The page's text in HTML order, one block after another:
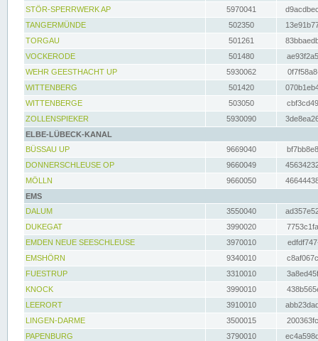
STÖR-SPERRWERK AP 5970041
TANGERMÜNDE
502350
TORGAU
501261
VOCKERODE
501480
WEHR GEESTHACHT UP
5930062
WITTENBERG
501420
WITTENBERGE
503050
ZOLLENSPIEKER
5930090
ELBE-LÜBECK-KANAL
BÜSSAU UP
9669040
DONNERSCHLEUSE OP
9660049
MÖLLN
9660050
EMS
DALUM
3550040
DUKEGAT
3990020
EMDEN NEUE SEESCHLEUSE
3970010
EMSHÖRN
9340010
FUESTRUP
3310010
KNOCK
3990010
LEERORT
3910010
LINGEN-DARME
3500015
PAPENBURG
3790010